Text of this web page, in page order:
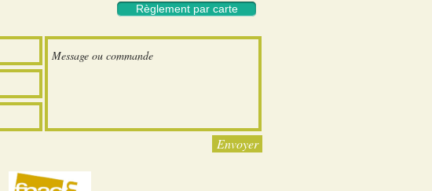
Règlement par carte
Envoyer